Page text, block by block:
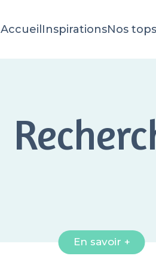
Accueil InspirationsNos tops
En savoir +